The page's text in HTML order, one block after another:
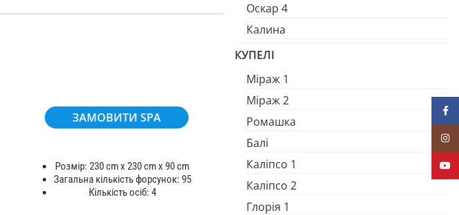
ЗАМОВИТИ SPA
Розмір: 230 cm x 230 cm x 90 cm
Загальна кількість форсунок: 95
Кількість осіб: 4
Оскар 4
Калина
КУПЕЛІ
Міраж 1
Міраж 2
Ромашка
Балі
Каліпсо 1
Каліпсо 2
Глорія 1